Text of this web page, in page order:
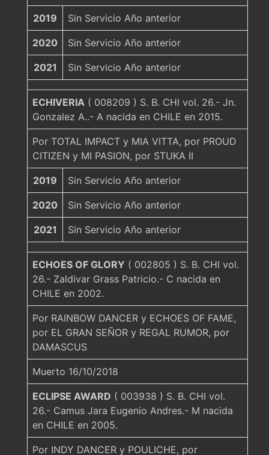
2019 Sin Servicio Año anterior
2020 Sin Servicio Año anterior
2021 Sin Servicio Año anterior
ECHIVERIA ( 008209 ) S. B. CHI vol. 26.- Jn.
Gonzalez A..- A nacida en CHILE en 2015.
Por TOTAL IMPACT y MIA VITTA, por PROUD
CITIZEN y MI PASION, por STUKA II
2019 Sin Servicio Año anterior
2020 Sin Servicio Año anterior
2021 Sin Servicio Año anterior
ECHOES OF GLORY ( 002805 ) S. B. CHI vol.
26.- Zaldivar Grass Patricio.- C nacida en
CHILE en 2002.
Por RAINBOW DANCER y ECHOES OF FAME,
por EL GRAN SEÑOR y REGAL RUMOR, por
DAMASCUS
Muerto 16/10/2018
ECLIPSE AWARD ( 003938 ) S. B. CHI vol.
26.- Camus Jara Eugenio Andres.- M nacida
en CHILE en 2005.
Por INDY DANCER y POULICHE, por